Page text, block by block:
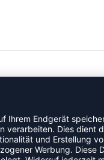
für den Weg zum